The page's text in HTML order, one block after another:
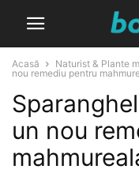
Acasă Naturist & Plante
nou remediu pentru
un nou